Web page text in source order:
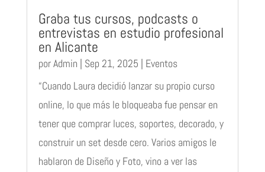
Graba tus cursos, podcasts o
entrevistas en estudio profesional
en Alicante
porAdmin | Sep 21, 2025 | Eventos
“Cuando Laura decidió lanzar su propio curso
online, lo que más le bloqueaba fue pensar en
tener que comprar luces, soportes, decorado, y
construir un set desde cero. Varios amigos le
hablaron de Diseño y Foto, vino a ver las